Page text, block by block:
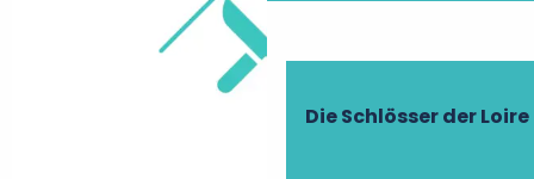
Die Schlösser der Loire